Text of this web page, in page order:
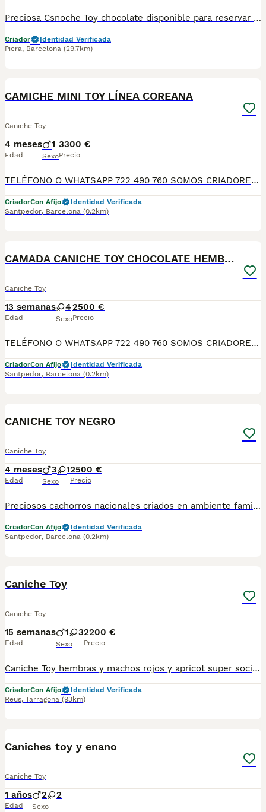
Preciosa Csnoche Toy chocolate disponible para reservar . Centro Canino Vallbonica es mucho más que un centro de cría , es una familia comprometida con el bienestar animal y la cria responsable, siendo Criadores directos, sin intermediarios, con más de 20 años de experiencia. Apostamos por la cría responsable y una cuidada selección por ello todos nuestros bebés nacen y se crían en nuestras instalaciones , asegurando así un correcto desarrollo y una magnífica socialización, consiguiendo en cada ejemplar un carácter juguetón y extrovertido algo primordial para su adaptación como un miembro más en tu familia . Se entregan con el carnet de vacunas con el plan correspondiente a su edad , desparasitados y microchip implantado y activado en registro de Anicom. Facilitamos junto al cachorro contrato de compra con garantías víricas de 15 días y congénitas de 1 año . Contamos con un gran equipo de profesionales entre los que se encuentran educadores, auxiliares y Veterinarios ofreciendo los controles sanitarios necesarios así como continua vigilancia asegurando su bienestar . Hacemos envíos a toda España con empresa de transporte privado, proporcionando un viaje confortable y ofreciendo las atenciones necesarias a nuestros bebés . Si estás interesado en alguno de nuestros ejemplares solicita información sin compromiso al 722269698 . También atendemos vía WhatsApp . PRECIO REAL ( incluye el IVA) .
Criador
Identidad Verificada
Piera, Barcelona (29.7km)
CAMICHE MINI TOY LÍNEA COREANA
Caniche Toy
4 meses
Edad
1
Sexo
3300 €
Precio
TELÉFONO O WHATSAPP 722 490 760 SOMOS CRIADORES DIRECTOS SIN INTERMEDIARIOS! MÁS DE 20 AÑOS EN EL SECTOR NOS AVALAN, VALORANDO TANTO LA CRIA RESPONSABLE COMO TAMBIÉN LA SELECCIÓN PARA MEJORAR LA RAZA DURANTE TODOS ESTOS AÑOS. NUESTROS CACHORROS SE ENTREGAN PREVIAMENTE REVISADOS POR NUESTRO VETERINARIO PROFESIONAL Y BAJO LOS MAS ESTRICTOS CONTROLES DE SALUD, HACEMOS HINCAPIÉ EN SU SOCIABILIZACIÓN PARA SU CORRECTO DESARROLLO NEUROLOGICO! Y OS ASESORAMOS ANTES DURANTE Y DESPUES DE LA ENTREGA PARA QUE TODO SEA LO MAS AFABLE Y FACIL POSIBLE DURANTE LA ADAPTACION! NUESTROS BEBES SE ENTREGAN A PARTIR DE LOS DOS MESES CON SUS VACUNAS AL DIA, DESPARASITADOS Y CON GARANTIAS DE SALUD, MICROCHIP Y CARTILLA DE VACUNACION! SI BUSCAS UN COMPAÑERO SANO Y EQUILIBRADO ESTE ES EL LUGAR, TE ASESORAREMOS DURANTE TODO EL PROCESO NO DUDES EN CONSULTAR POR NUESTROS PEQUES AL 722 490 760
CriadorCon Afijo
Identidad Verificada
Santpedor, Barcelona (0.2km)
CAMADA CANICHE TOY CHOCOLATE HEMBRAS
Caniche Toy
13 semanas
Edad
4
Sexo
2500 €
Precio
TELÉFONO O WHATSAPP 722 490 760 SOMOS CRIADORES DIRECTOS SIN INTERMEDIARIOS! MÁS DE 20 AÑOS EN EL SECTOR NOS AVALAN, VALORANDO TANTO LA CRIA RESPONSABLE COMO TAMBIÉN LA SELECCIÓN PARA MEJORAR LA RAZA DURANTE TODOS ESTOS AÑOS. NUESTROS CACHORROS SE ENTREGAN PREVIAMENTE REVISADOS POR NUESTRO VETERINARIO PROFESIONAL Y BAJO LOS MAS ESTRICTOS CONTROLES DE SALUD, HACEMOS HINCAPIÉ EN SU SOCIABILIZACIÓN PARA SU CORRECTO DESARROLLO NEUROLOGICO! Y OS ASESORAMOS ANTES DURANTE Y DESPUES DE LA ENTREGA PARA QUE TODO SEA LO MAS AFABLE Y FACIL POSIBLE DURANTE LA ADAPTACION! NUESTROS BEBES SE ENTREGAN A PARTIR DE LOS DOS MESES CON SUS VACUNAS AL DIA, DESPARASITADOS Y CON GARANTIAS DE SALUD, MICROCHIP Y CARTILLA DE VACUNACION! SI BUSCAS UN COMPAÑERO SANO Y EQUILIBRADO ESTE ES EL LUGAR, TE ASESORAREMOS DURANTE TODO EL PROCESO NO DUDES EN CONSULTAR POR NUESTROS PEQUES AL 722 490 760
CriadorCon Afijo
Identidad Verificada
Santpedor, Barcelona (0.2km)
CANICHE TOY NEGRO
Caniche Toy
4 meses
Edad
3 1
Sexo
2500 €
Precio
Preciosos cachorros nacionales criados en ambiente familiar disponibles de raza caniche . Se entregan con su carnet de primo vacunación, las vacunas correspondientes a su edad, desparasitados interna y externamente, con microchip implantado. Se realiza un contrato en el que incluye garantía vírica de 15 días y una garantía congénita de un año desde el día de la entrega del cachorro. Nos comprometemos 100% con la salud de nuestros pequeños. Núcleo zoológico B2500604. Para más información/imagenes o consultas sin compromiso al número de teléfono 722788399 o al 932514529.
CriadorCon Afijo
Identidad Verificada
Santpedor, Barcelona (0.2km)
Caniche Toy
Caniche Toy
15 semanas
Edad
1 3
Sexo
2200 €
Precio
Caniche Toy hembras y machos rojos y apricot super sociables criados en ambiente familiar con cartilla sanitaria vacuna chip desparasitación con contrato de garantía víricas y congenitas
CriadorCon Afijo
Identidad Verificada
Reus, Tarragona (93km)
Caniches toy y enano
Caniche Toy
1 años
Edad
2 2
Sexo